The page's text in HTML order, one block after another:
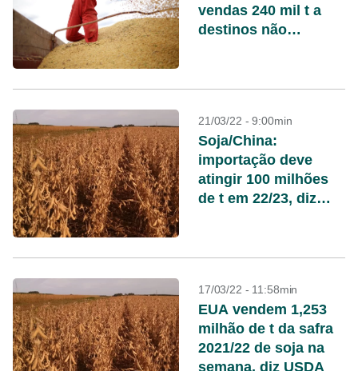
vendas 240 mil t a
destinos não
21/03/22 - 9:00min
Soja/China:
importação deve
atingir 100 milhões
de t em 22/23, diz
17/03/22 - 11:58min
EUA vendem 1,253
milhão de t da safra
2021/22 de soja na
semana, diz USDA